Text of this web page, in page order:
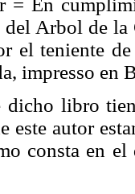
Arbol de la
el teniente
impresso en
libro
este autor
consta en